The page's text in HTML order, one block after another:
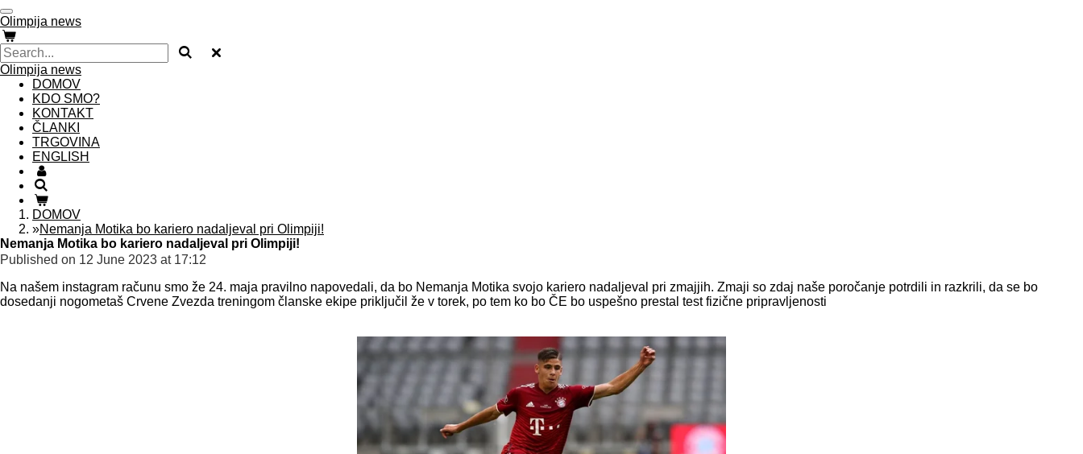
Skip
to
main
content
Olimpija news
Olimpija news
DOMOV
KDO SMO?
KONTAKT
ČLANKI
TRGOVINA
ENGLISH
DOMOV
»Nemanja Motika bo kariero nadaljeval pri Olimpiji!
Nemanja Motika bo kariero nadaljeval pri Olimpiji!
Published on 12 June 2023 at 17:12
Na našem instagram računu smo že 24. maja pravilno napovedali, da bo Nemanja Motika svojo kariero nadaljeval pri zmajjih. Zmaji so zdaj naše poročanje potrdili in razkrili, da se bo
dosedanji nogometaš Crvene Zvezda treningom članske ekipe priključil že v torek, po tem ko bo ČE bo uspešno prestal test fizične pripravljenosti